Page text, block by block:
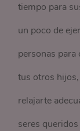
tiempo para
un poco de
personas para
tus otros
relajarte
seres